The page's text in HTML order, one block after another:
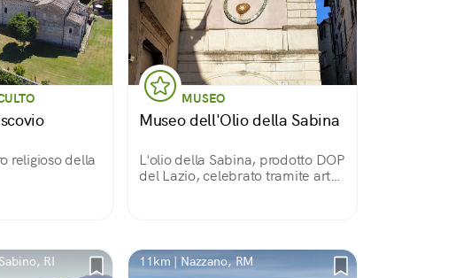
religioso della
MUSEO
Museo dell'Olio della Sabina
L'olio della Sabina, prodotto DOP
del Lazio, celebrato tramite arte,
RI 11km | Nazzano, RM